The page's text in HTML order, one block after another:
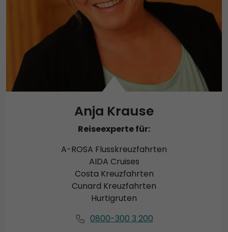
Anja Krause
Reiseexperte für:
A-ROSA Flusskreuzfahrten
AIDA Cruises
Costa Kreuzfahrten
Cunard Kreuzfahrten
Hurtigruten
0800-300 3 200